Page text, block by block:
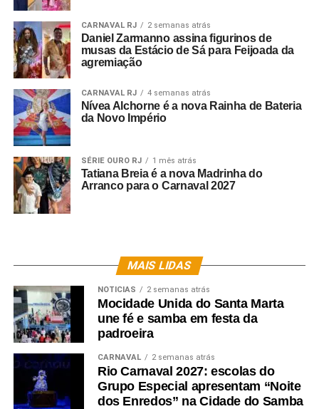
CARNAVAL RJ 2 semanas atrás
Daniel Zarmanno assina figurinos de
musas da Estácio de Sá para Feijoada da
agremiação
CARNAVAL RJ 4 semanas atrás
Nívea Alchorne é a nova Rainha de Bateria
da Novo Império
SÉRIE OURO RJ 1 mês atrás
Tatiana Breia é a nova Madrinha do
Arranco para o Carnaval 2027
MAIS LIDAS
NOTICIAS 2 semanas atrás
Mocidade Unida do Santa Marta
une fé e samba em festa da
padroeira
CARNAVAL 2 semanas atrás
Rio Carnaval 2027: escolas do
Grupo Especial apresentam “Noite
dos Enredos” na Cidade do Samba